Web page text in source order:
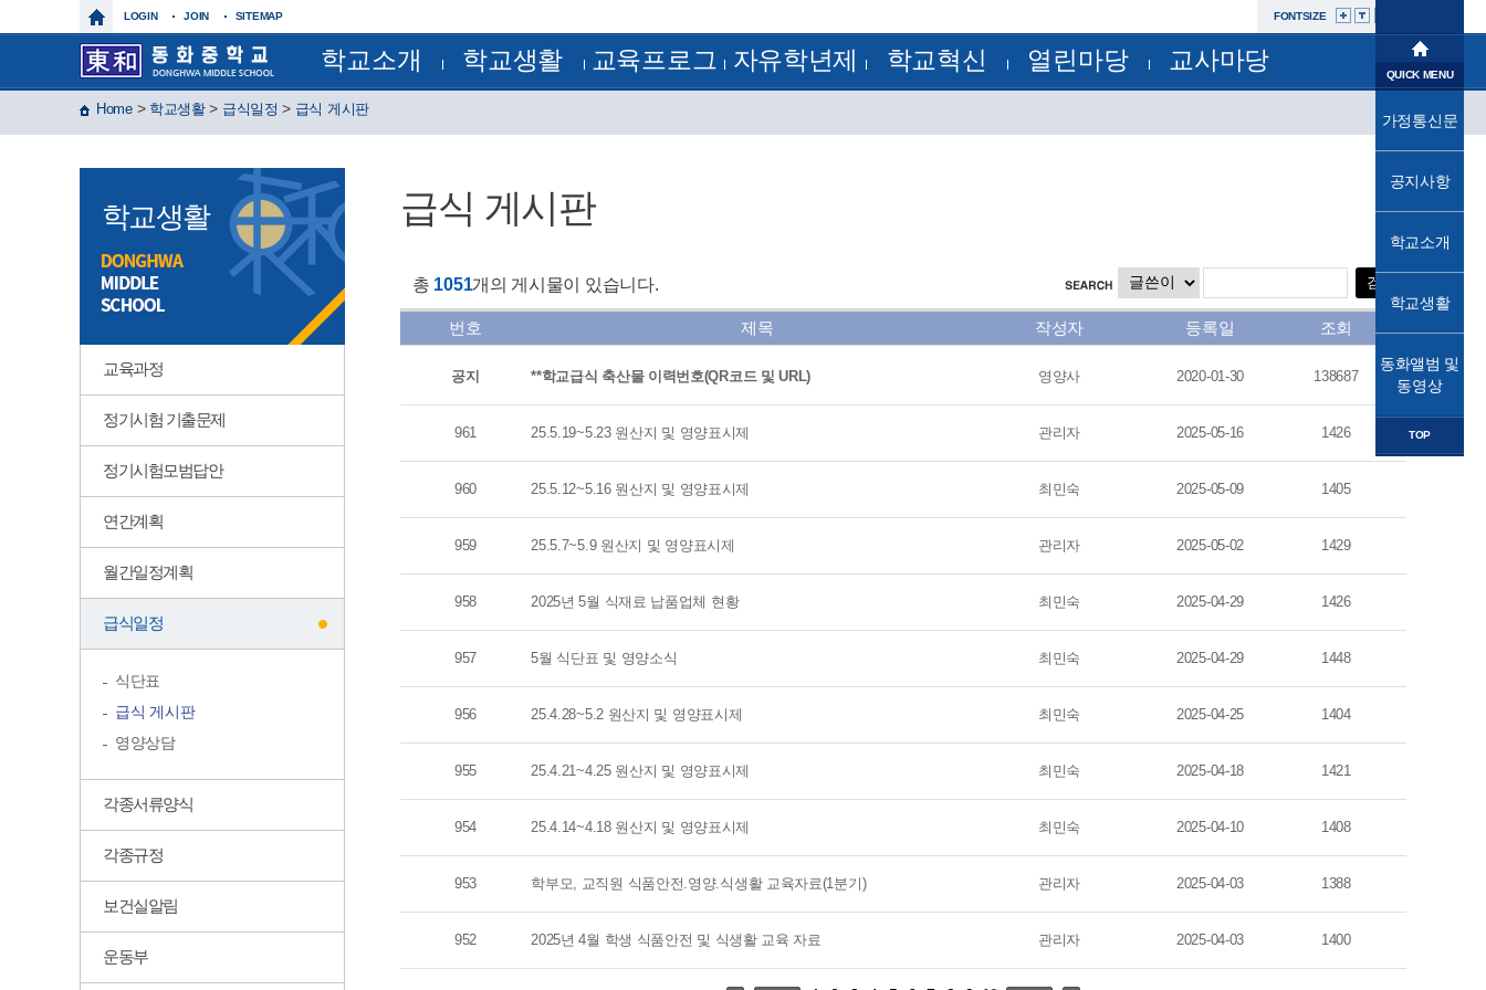
LOGIN JOIN SITEMAP FONTSIZE
학교소개
학교장인사말
학교상징
학교연혁
특색사업
학교현황
건물배치도
찾아오시는길
학교생활
정기시험모범답안
급식일정
각종서류양식
운동부
제이노스(J-Nos)
윈드 오케스트라
글마루
교육프로그
학습자료실
자유학년제
3학년
학교혁신
전문적 학습 공동체
열린마당
가정통신문(교육청)
학교시설개방민원창구
교사마당
학교소개
열린마당
교사마당
Home> 학교생활> 급식일정 > 급식 게시판
급식 게시판
총 1051개의 게시물이 있습니다.
번호 제목 작성자 등록일 조회
공지 **학교급식 축산물 이력번호(QR코드 및 URL) 영양사 2020-01-30 138687
961 25.5.19~5.23 원산지 및 영양표시제 관리자 2025-05-16 1426
960 25.5.12~5.16 원산지 및 영양표시제 최민숙 2025-05-09 1405
959 25.5.7~5.9 원산지 및 영양표시제 관리자 2025-05-02 1429
958 2025년 5월 식재료 납품업체 현황 최민숙 2025-04-29 1426
957 5월 식단표 및 영양소식 최민숙 2025-04-29 1448
956 25.4.28~5.2 원산지 및 영양표시제 최민숙 2025-04-25 1404
955 25.4.21~4.25 원산지 및 영양표시제 최민숙 2025-04-18 1421
954 25.4.14~4.18 원산지 및 영양표시제 최민숙 2025-04-10 1408
953 학부모, 교직원 식품안전.영양.식생활 교육자료(1분기) 관리자 2025-04-03 1388
952 2025년 4월 학생 식품안전 및 식생활 교육 자료 관리자 2025-04-03 1400
학교생활
교육과정
정기시험 기출문제
정기시험모범답안
연간계획
월간일정계획
급식일정
식단표
급식 게시판
영양상담
각종서류양식
각종규정
보건실알림
운동부
QUICK MENU
가정통신문
공지사항
학교소개
학교생활
동화앨범 및
동영상
TOP